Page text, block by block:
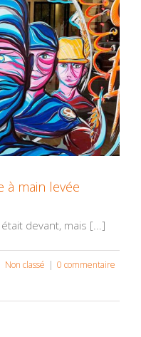
à main levée
devant, mais [...]
Non classé | 0 commentaire